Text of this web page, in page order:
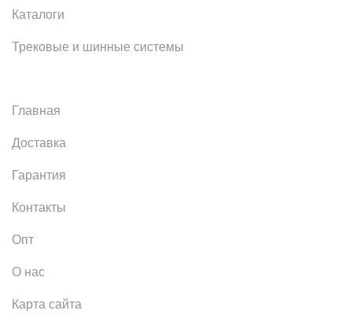
Каталоги
Трековые и шинные системы
Главная
Доставка
Гарантия
Контакты
Опт
О нас
Карта сайта